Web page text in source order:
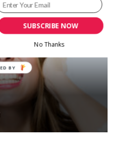
SUBSCRIBE NOW
No Thanks